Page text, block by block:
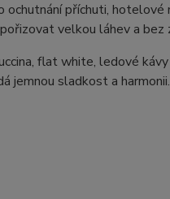
příchuti,
velkou láhev a bez
flat white, ledové
jemnou sladkost a